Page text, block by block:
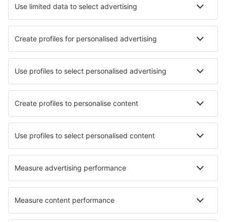
Transfery
Sportovní události
Přečtěte si více
Garance nejnižší ceny
Mobilní aplikace
Letecké společnosti
Ryanair
Wizz Air
easyJet
Lufthansa
KLM
O eSky
Všeobecné podmínky
Moje rezervace